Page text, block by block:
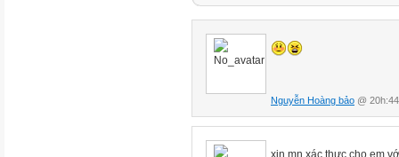
Nguyễn Hoàng bảo @
xin mn xác thực cho em